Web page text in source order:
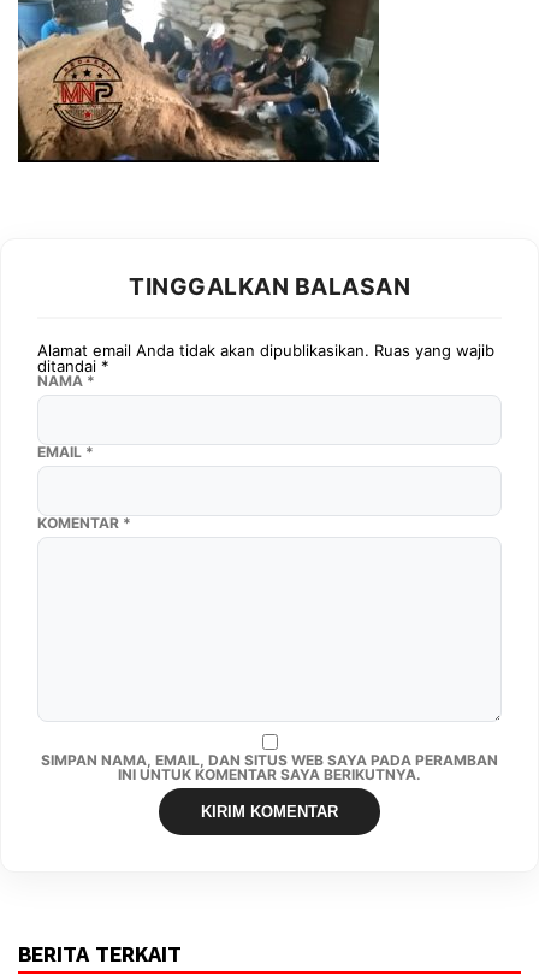
TINGGALKAN BALASAN
Alamat email Anda tidak akan dipublikasikan. Ruas yang wajib
ditandai *
KOMENTAR *
NAMA *
EMAIL *
SIMPAN NAMA, EMAIL, DAN SITUS WEB SAYA PADA PERAMBAN
INI UNTUK KOMENTAR SAYA BERIKUTNYA.
BERITA TERKAIT